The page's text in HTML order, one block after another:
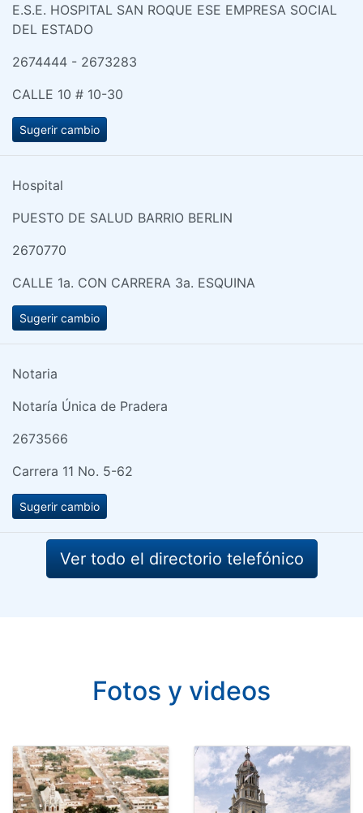
E.S.E. HOSPITAL SAN ROQUE ESE EMPRESA SOCIAL
DEL ESTADO
2674444 - 2673283
CALLE 10 # 10-30
Sugerir cambio
Hospital
PUESTO DE SALUD BARRIO BERLIN
2670770
CALLE 1a. CON CARRERA 3a. ESQUINA
Sugerir cambio
Notaria
Notaría Única de Pradera
2673566
Carrera 11 No. 5-62
Sugerir cambio
Ver todo el directorio telefónico
Fotos y videos